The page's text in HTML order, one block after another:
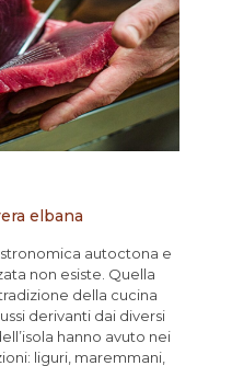
elbana
autoctona e
non esiste. Quella
della cucina
derivanti dai diversi
hanno avuto nei
liguri, maremmani,